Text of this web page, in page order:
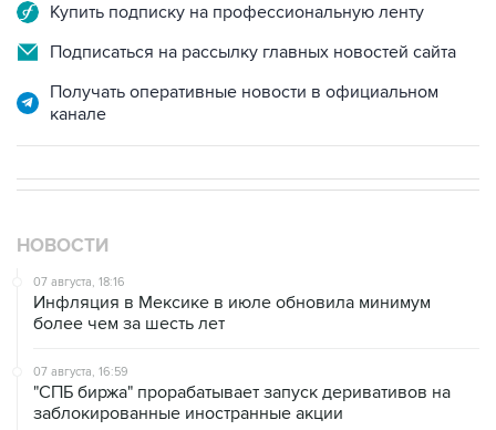
Купить подписку на профессиональную ленту
Подписаться на рассылку главных новостей сайта
Получать оперативные новости в официальном
канале
НОВОСТИ
07 августа, 18:16
Инфляция в Мексике в июле обновила минимум
более чем за шесть лет
07 августа, 16:59
"СПБ биржа" прорабатывает запуск деривативов на
заблокированные иностранные акции